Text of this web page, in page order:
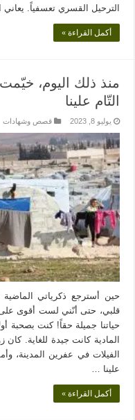
الترحيل القسري تعسفياً.
أكمل القراءة »
منذ ذلك اليوم،
التّام علينا
يوليو 8, 2023 قصص وشهادات
حين أسترجع ذكرياتي
قلبي، حتى أنّني لست أقوى
حياتنا جميلة حقاً! كنت بصحبة
المادية كانت جيدة للغاية.
الفيلات في عفرين المدينة،
علينا …
أكمل القراءة »